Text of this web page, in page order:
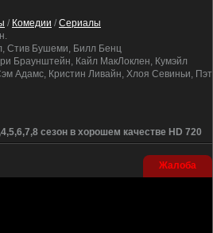
/ Комедии / Сериалы
Стив Бушеми, Билл Бенц
Браунштейн, Кайл МакЛоклен, Кумэйл
Адамс, Кристин Ливайн, Хлоя Севиньи, Пэт
сезон в хорошем качестве HD 720
Жалоба